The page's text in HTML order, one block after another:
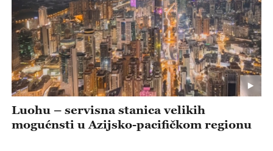
Luohu – servisna stanica velikih
mogućnsti u Azijsko-pacifičkom regionu